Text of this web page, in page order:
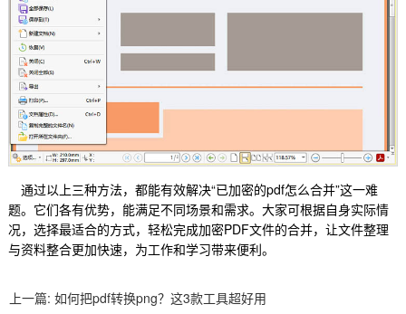
通过以上三种方法，都能有效解决“已加密的pdf怎么合并”这一难
题。它们各有优势，能满足不同场景和需求。大家可根据自身实际情
况，选择最适合的方式，轻松完成加密PDF文件的合并，让文件整理
与资料整合更加快速，为工作和学习带来便利。
上一篇: 如何把pdf转换png？这3款工具超好用